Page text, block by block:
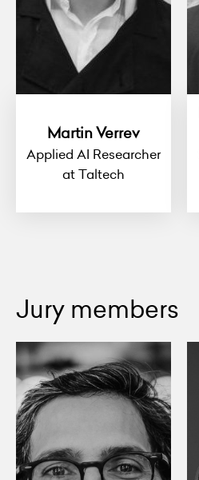
Martin Verrev
Applied AI Researcher
at Taltech
Jury members